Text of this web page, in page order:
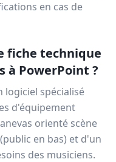
en cas de
fiche technique
à PowerPoint ?
logiciel spécialisé
d'équipement
orienté scène
en bas) et d'un
des musiciens.